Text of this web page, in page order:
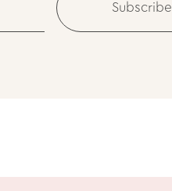
Subscribe